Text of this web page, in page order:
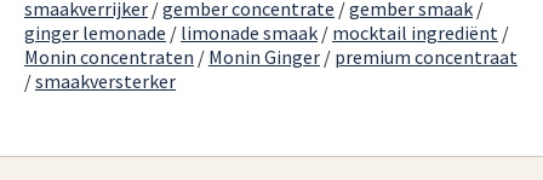
smaakverrijker /gember concentrate /gember smaak /
ginger lemonade / limonade smaak / mocktail ingrediënt /
Monin concentraten / Monin Ginger / premium concentraat
/smaakversterker